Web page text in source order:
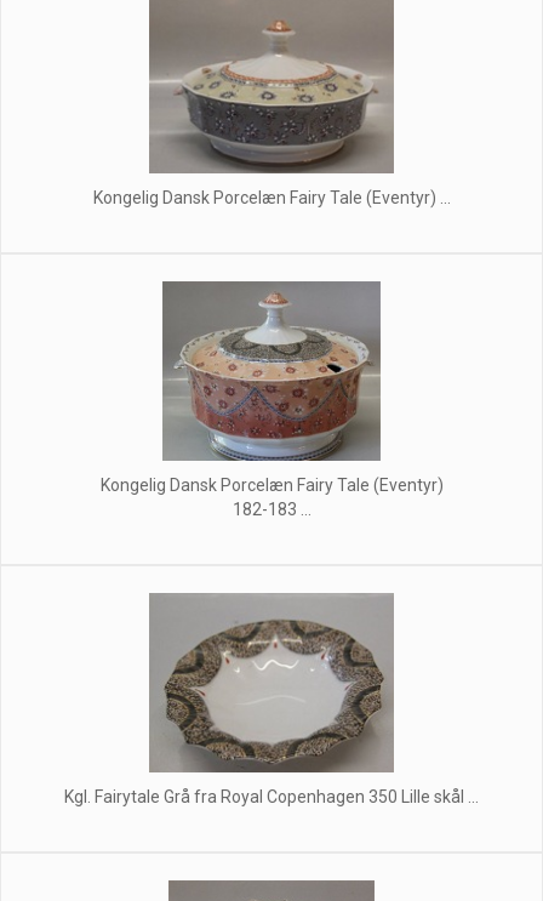
Kongelig Dansk Porcelæn Fairy Tale (Eventyr) ...
Kongelig Dansk Porcelæn Fairy Tale (Eventyr)
182-183 ...
Kgl. Fairytale Grå fra Royal Copenhagen 350 Lille skål ...